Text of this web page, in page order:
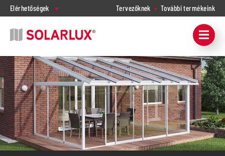
Elérhetőségek Tervezőknek További termékeink